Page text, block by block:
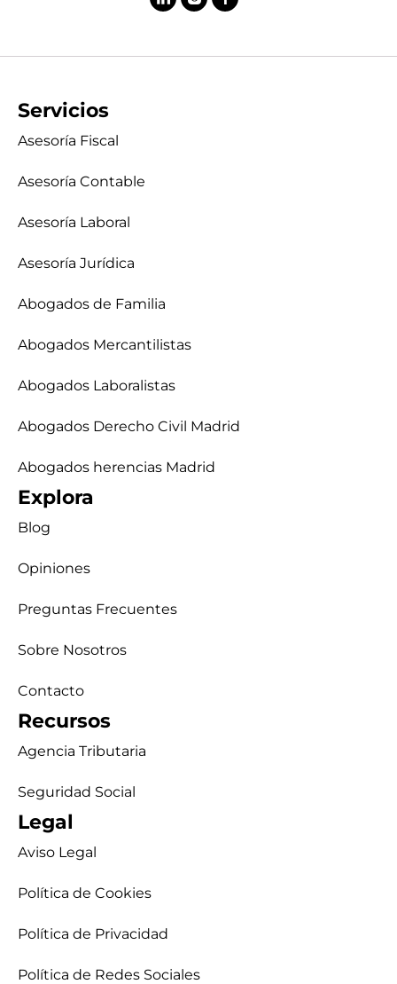
Servicios
Asesoría Fiscal
Asesoría Contable
Asesoría Laboral
Asesoría Jurídica
Abogados de Familia
Abogados Mercantilistas
Abogados Laboralistas
Abogados Derecho Civil Madrid
Abogados herencias Madrid
Explora
Blog
Opiniones
Preguntas Frecuentes
Sobre Nosotros
Contacto
Recursos
Agencia Tributaria
Seguridad Social
Legal
Aviso Legal
Política de Cookies
Política de Privacidad
Política de Redes Sociales